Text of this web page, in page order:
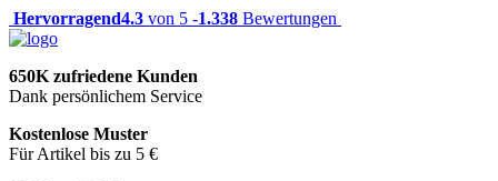
Hervorragend4.3 von 5 -1.338 Bewertungen
650K zufriedene Kunden
Dank persönlichem Service
Kostenlose Muster
Für Artikel bis zu 5 €